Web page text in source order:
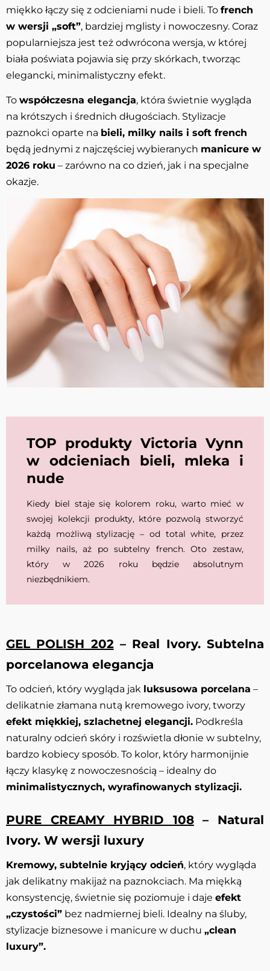
miękko łączy się z odcieniami nude i bieli. To french
w wersji „soft”, bardziej mglisty i nowoczesny. Coraz
popularniejsza jest też odwrócona wersja, w której
biała poświata pojawia się przy skórkach, tworząc
elegancki, minimalistyczny efekt.
To współczesna elegancja, która świetnie wygląda
na krótszych i średnich długościach. Stylizacje
paznokci oparte na bieli, milky nails i soft french
będą jednymi z najczęściej wybieranych manicure w
2026 roku – zarówno na co dzień, jak i na specjalne
okazje.
TOP produkty Victoria Vynn
w odcieniach bieli, mleka i
nude
Kiedy biel staje się kolorem roku, warto mieć w
swojej kolekcji produkty, które pozwolą stworzyć
każdą możliwą stylizację – od total white, przez
milky nails, aż po subtelny french. Oto zestaw,
który w 2026 roku będzie absolutnym
niezbędnikiem.
GEL POLISH 202– Real Ivory. Subtelna
porcelanowa elegancja
To odcień, który wygląda jak luksusowa porcelana –
delikatnie złamana nutą kremowego ivory, tworzy
efekt miękkiej, szlachetnej elegancji. Podkreśla
naturalny odcień skóry i rozświetla dłonie w subtelny,
bardzo kobiecy sposób. To kolor, który harmonijnie
łączy klasykę z nowoczesnością – idealny do
minimalistycznych, wyrafinowanych stylizacji.
PURE CREAMY HYBRID 108– Natural
Ivory. W wersji luxury
Kremowy, subtelnie kryjący odcień, który wygląda
jak delikatny makijaż na paznokciach. Ma miękką
konsystencję, świetnie się poziomuje i daje efekt
„czystości” bez nadmiernej bieli. Idealny na śluby,
stylizacje biznesowe i manicure w duchu „clean
luxury”.